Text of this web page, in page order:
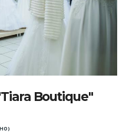
Boutique"